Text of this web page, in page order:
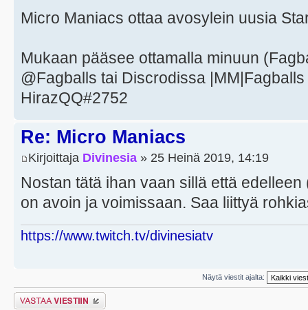
Micro Maniacs ottaa avosylein uusia
Mukaan pääsee ottamalla minuun
@Fagballs tai Discrodissa
HirazQQ#2752
Re: Micro Maniacs
Kirjoittaja Divinesia » 25 Heinä 2019, 14:19
Nostan tätä ihan vaan sillä että
on avoin ja voimissaan. Saa liittyä
https://www.twitch.tv/divinesiatv
Näytä viestit ajalta:
Lähetä vastaus